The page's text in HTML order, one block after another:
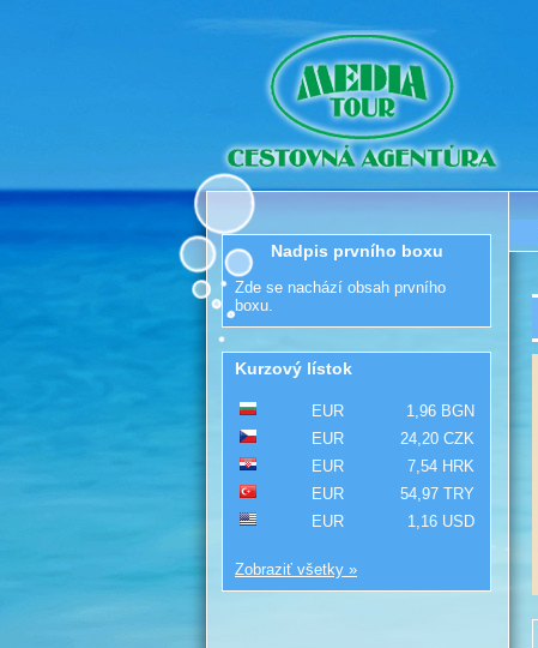
Nadpis prvního boxu
Zde se nachází obsah prvního
boxu.
Kurzový lístok
EUR
1,96 BGN
EUR
24,20 CZK
EUR
7,54 HRK
EUR
54,97 TRY
EUR
1,16 USD
Zobraziť všetky »